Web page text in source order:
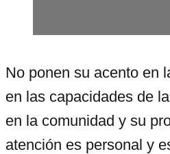
No ponen su acento en
en las capacidades de
en la comunidad y su
atención es personal y